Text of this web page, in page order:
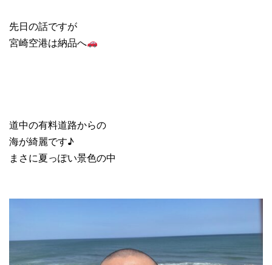
先日の話ですが
宮崎空港は納品へ
道中の有料道路からの
海が綺麗です♪
まさに夏っぽい景色の中